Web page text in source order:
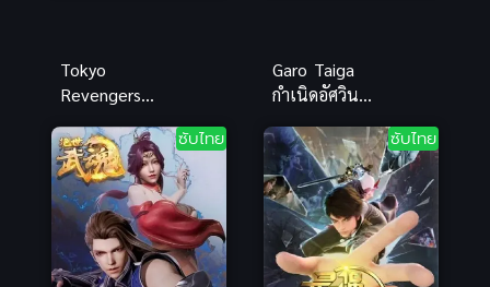
Tokyo
Revengers
เจอร์ส (ซับ
ไทย)
Garo Taiga
กำเนิดอัศวิน
พากย์ไทย
ซับไทย ซับไทย